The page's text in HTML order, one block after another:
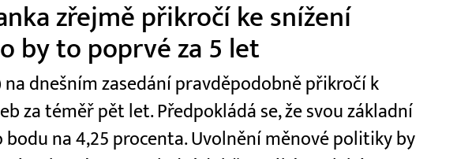
zřejmě přikročí ke snížení
by to poprvé za 5 let
na dnešním zasedání pravděpodobně přikročí k
za téměř pět let. Předpokládá se, že svou základní
na 4,25 procenta. Uvolnění měnové politiky by